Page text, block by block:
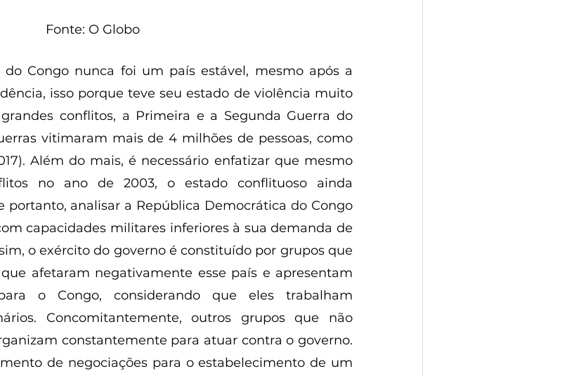
Fonte: O Globo
Congo nunca foi um país estável, mesmo após a
isso porque teve seu estado de violência muito
conflitos, a Primeira e a Segunda Guerra do
vitimaram mais de 4 milhões de pessoas, como
Além do mais, é necessário enfatizar que mesmo
no ano de 2003, o estado conflituoso ainda
portanto, analisar a República Democrática do Congo
capacidades militares inferiores à sua demanda de
o exército do governo é constituído por grupos que
afetaram negativamente esse país e apresentam
o Congo, considerando que eles trabalham
Concomitantemente, outros grupos que não
constantemente para atuar contra o governo.
de negociações para o estabelecimento de um